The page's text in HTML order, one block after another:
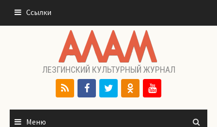
содержимому
Ссылки
ЛЕЗГИНСКИЙ КУЛЬТУРНЫЙ ЖУРНАЛ
Меню